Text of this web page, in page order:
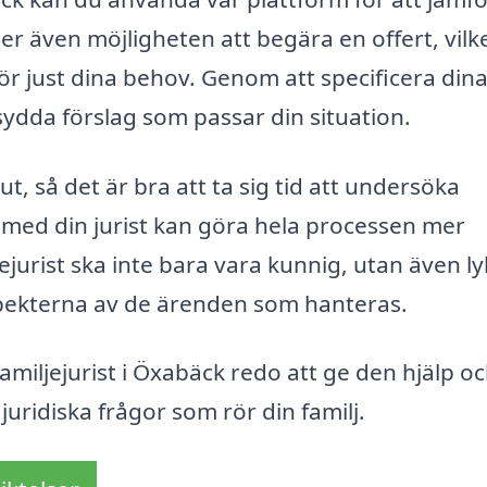
även möjligheten att begära en offert,
just dina behov. Genom att specificera dina
förslag som passar din situation.
så det är bra att ta sig tid att undersöka
din jurist kan göra hela processen mer
ska inte bara vara kunnig, utan även
av de ärenden som hanteras.
i Öxabäck redo att ge den hjälp
frågor som rör din familj.